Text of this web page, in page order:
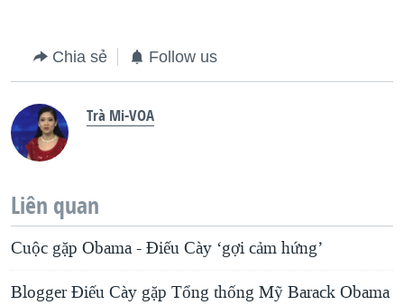
Chia sẻ Follow us
Trà Mi-VOA
Liên quan
Cuộc gặp Obama - Điếu Cày ‘gợi cảm hứng’
Blogger Điếu Cày gặp Tổng thống Mỹ Barack Obama